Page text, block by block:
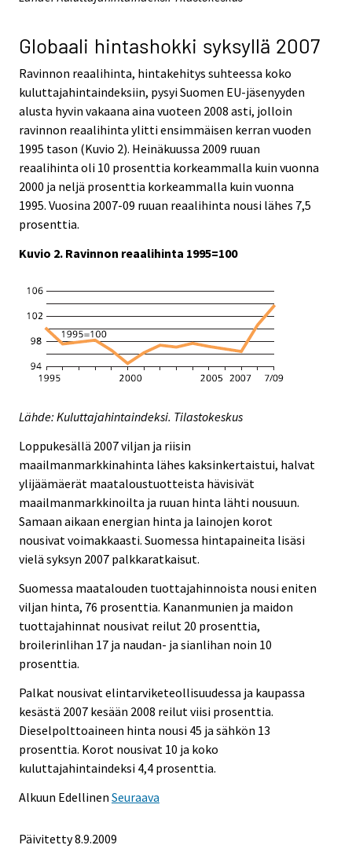
Globaali hintashokki syksyllä 2007
Ravinnon reaalihinta, hintakehitys suhteessa koko
kuluttajahintaindeksiin, pysyi Suomen EU-jäsenyyden
alusta hyvin vakaana aina vuoteen 2008 asti, jolloin
ravinnon reaalihinta ylitti ensimmäisen kerran vuoden
1995 tason (Kuvio 2). Heinäkuussa 2009 ruuan
reaalihinta oli 10 prosenttia korkeammalla kuin vuonna
2000 ja neljä prosenttia korkeammalla kuin vuonna
1995. Vuosina 2007-09 ruuan reaalihinta nousi lähes 7,5
prosenttia.
Kuvio 2. Ravinnon reaalihinta 1995=100
Lähde: Kuluttajahintaindeksi. Tilastokeskus
Loppukesällä 2007 viljan ja riisin
maailmanmarkkinahinta lähes kaksinkertaistui, halvat
ylijäämäerät maataloustuotteista hävisivät
maailmanmarkkinoilta ja ruuan hinta lähti nousuun.
Samaan aikaan energian hinta ja lainojen korot
nousivat voimakkaasti. Suomessa hintapaineita lisäsi
vielä syksyn 2007 palkkaratkaisut.
Suomessa maatalouden tuottajahinnoista nousi eniten
viljan hinta, 76 prosenttia. Kananmunien ja maidon
tuottajahinnat nousivat reilut 20 prosenttia,
broilerinlihan 17 ja naudan- ja sianlihan noin 10
prosenttia.
Palkat nousivat elintarviketeollisuudessa ja kaupassa
kesästä 2007 kesään 2008 reilut viisi prosenttia.
Dieselpolttoaineen hinta nousi 45 ja sähkön 13
prosenttia. Korot nousivat 10 ja koko
kuluttajahintaindeksi 4,4 prosenttia.
Alkuun Edellinen Seuraava
Päivitetty8.9.2009